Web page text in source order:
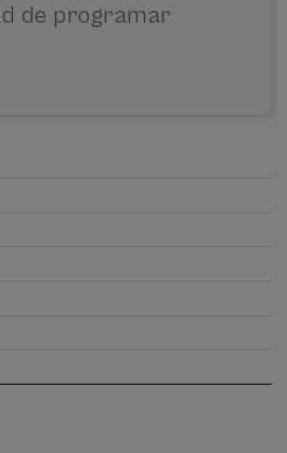
de programar